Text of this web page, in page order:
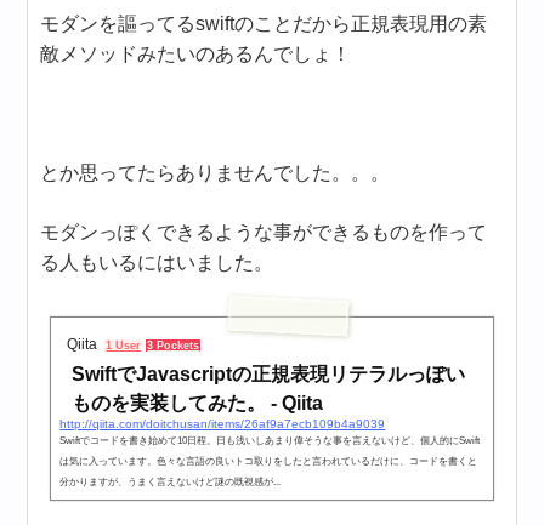
モダンを謳ってるswiftのことだから正規表現用の素
敵メソッドみたいのあるんでしょ！
とか思ってたらありませんでした。。。
モダンっぽくできるような事ができるものを作って
る人もいるにはいました。
Qiita 1 User 3 Pockets
SwiftでJavascriptの正規表現リテラルっぽい
ものを実装してみた。 - Qiita
http://qiita.com/doitchusan/items/26af9a7ecb109b4a9039
Swiftでコードを書き始めて10日程。日も浅いしあまり偉そうな事を言えないけど、個人的にSwift
は気に入っています。色々な言語の良いトコ取りをしたと言われているだけに、コードを書くと
分かりますが、うまく言えないけど謎の既視感が...